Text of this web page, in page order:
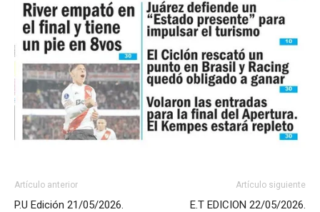
Artículo anterior
P.U Edición 21/05/2026.
Artículo siguiente
E.T EDICION 22/05/2026.